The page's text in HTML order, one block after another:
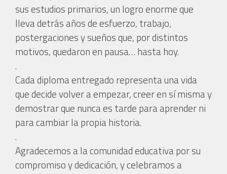
sus estudios primarios, un logro enorme que
lleva detrás años de esfuerzo, trabajo,
postergaciones y sueños que, por distintos
motivos, quedaron en pausa… hasta hoy.
.
Cada diploma entregado representa una vida
que decide volver a empezar, creer en sí misma y
demostrar que nunca es tarde para aprender ni
para cambiar la propia historia.
.
Agradecemos a la comunidad educativa por su
compromiso y dedicación, y celebramos a